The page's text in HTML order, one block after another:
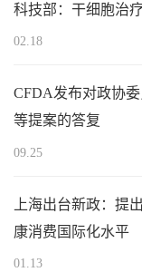
科技部：干细胞治
02.18
CFDA发布对政协
等提案的答复
09.25
上海出台新政：提
康消费国际化水平
01.13